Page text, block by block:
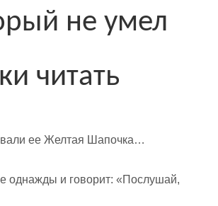
не умел
читать
ее Желтая Шапочка…
однажды и говорит: «Послушай,